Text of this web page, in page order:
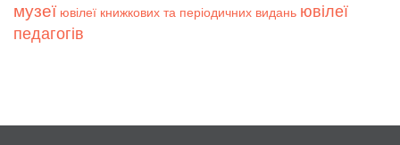
музеї ювілеї книжкових та періодичних видань ювілеї
педагогів